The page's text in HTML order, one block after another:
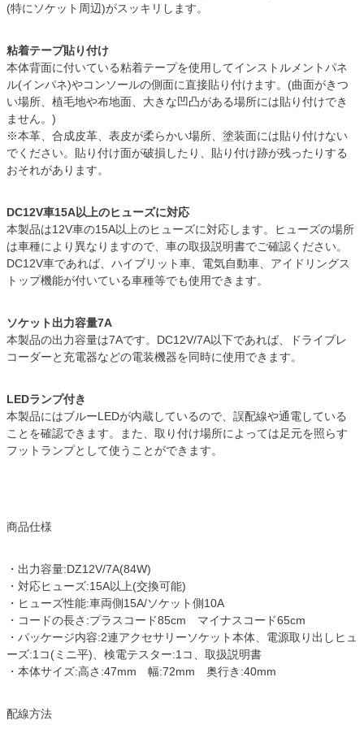
(特にソケット周辺)がスッキリします。
粘着テープ貼り付け
本体背面に付いている粘着テープを使用してインストルメントパネ
ル(インパネ)やコンソールの側面に直接貼り付けます。(曲面がきつ
い場所、植毛地や布地面、大きな凹凸がある場所には貼り付けでき
ません。)
※本革、合成皮革、表皮が柔らかい場所、塗装面には貼り付けない
でください。貼り付け面が破損したり、貼り付け跡が残ったりする
おそれがあります。
DC12V車15A以上のヒューズに対応
本製品は12V車の15A以上のヒューズに対応します。ヒューズの場所
は車種により異なりますので、車の取扱説明書でご確認ください。
DC12V車であれば、ハイブリット車、電気自動車、アイドリングス
トップ機能が付いている車種等でも使用できます。
ソケット出力容量7A
本製品の出力容量は7Aです。DC12V/7A以下であれば、ドライブレ
コーダーと充電器などの電装機器を同時に使用できます。
LEDランプ付き
本製品にはブルーLEDが内蔵しているので、誤配線や通電している
ことを確認できます。また、取り付け場所によっては足元を照らす
フットランプとして使うことができます。
商品仕様
・出力容量:DZ12V/7A(84W)
・対応ヒューズ:15A以上(交換可能)
・ヒューズ性能:車両側15A/ソケット側10A
・コードの長さ:プラスコード85cm マイナスコード65cm
・パッケージ内容:2連アクセサリーソケット本体、電源取り出しヒュ
ーズ:1コ(ミニ平)、検電テスター:1コ、取扱説明書
・本体サイズ:高さ:47mm 幅:72mm 奥行き:40mm
配線方法